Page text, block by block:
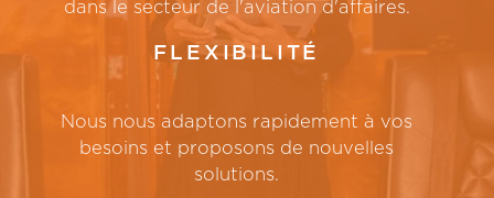
dans le secteur de l'aviation d'affaires.
FLEXIBILITÉ
Nous nous adaptons rapidement à vos
besoins et proposons de nouvelles
solutions.